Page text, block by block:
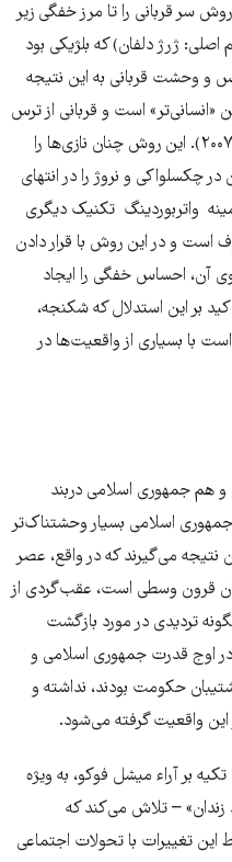
سر قربانی را تا مرز خفگی زیر
ژرژ دلفان) که بلژیکی بود
و وحشت قربانی به این نتیجه
است و قربانی از ترس
مرگ زودتر اعتراف می‌کند. (رجالی، ۲۰۰۷:۱۰۸). این روش چنان نازی‌ها را
در چکسلواکی و نروژ را در انتهای
واتربوردینگ تکنیک دیگری
است و در این روش با قرار دادن
آن، احساس خفگی را ایجاد
در نتیجه تاکید بر این استدلال که شکنجه،
با بسیاری از واقعیت‌ها در
و هم جمهوری اسلامی دربند
اسلامی بسیار وحشتناک‌تر
نتیجه می‌گیرند که در واقع، عصر
قرون وسطی است، عقب‌گردی از
تردیدی در مورد بازگشت
اوج قدرت جمهوری اسلامی و
حکومت بودند، نداشته و
این واقعیت گرفته می‌شود.
بر آراء میشل فوکو، به ویژه
زندان» – تلاش می‌کند که
این تغییرات با تحولات اجتماعی